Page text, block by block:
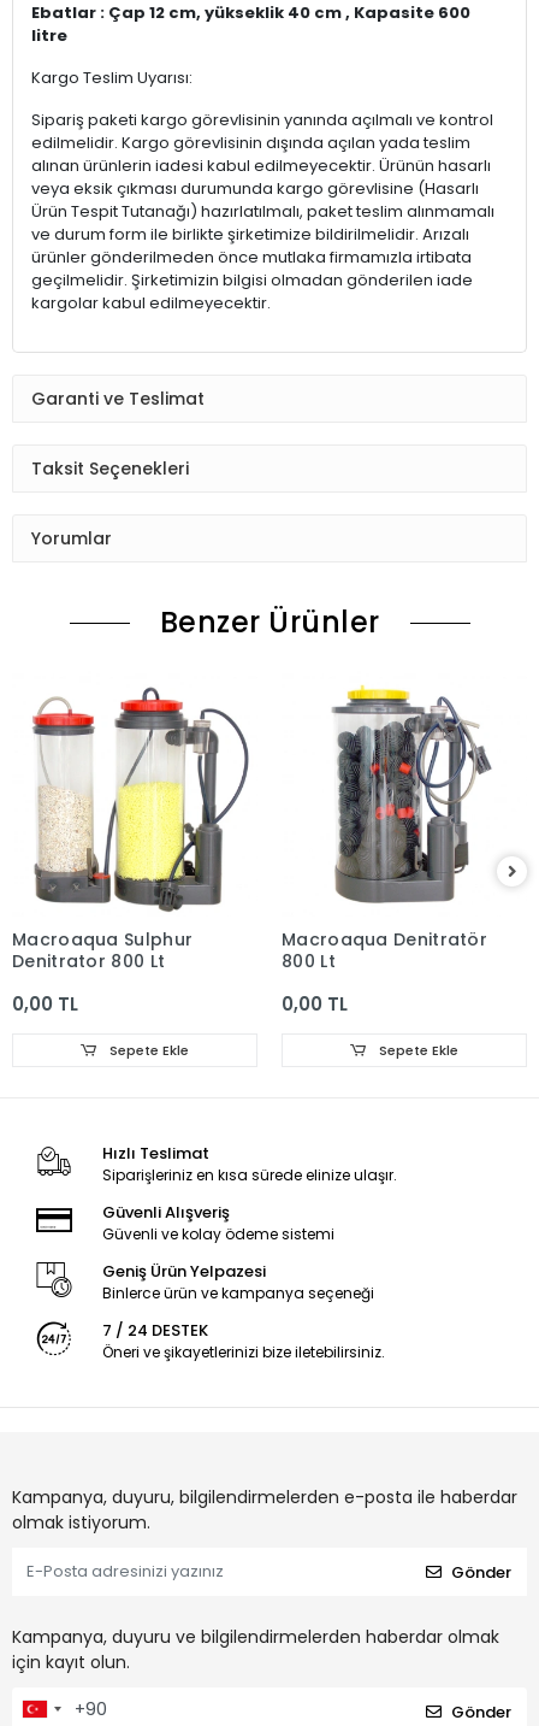
Ebatlar : Çap 12 cm, yükseklik 40 cm , Kapasite 600
litre
Kargo Teslim Uyarısı:
Sipariş paketi kargo görevlisinin yanında açılmalı ve kontrol
edilmelidir. Kargo görevlisinin dışında açılan yada teslim
alınan ürünlerin iadesi kabul edilmeyecektir. Ürünün hasarlı
veya eksik çıkması durumunda kargo görevlisine (Hasarlı
Ürün Tespit Tutanağı) hazırlatılmalı, paket teslim alınmamalı
ve durum form ile birlikte şirketimize bildirilmelidir. Arızalı
ürünler gönderilmeden önce mutlaka firmamızla irtibata
geçilmelidir. Şirketimizin bilgisi olmadan gönderilen iade
kargolar kabul edilmeyecektir.
Garanti ve Teslimat
Taksit Seçenekleri
Yorumlar
Benzer Ürünler
Macroaqua Sulphur
Denitrator 800 Lt
0,00 TL
Sepete Ekle
Macroaqua Denitratör
800 Lt
0,00 TL
Sepete Ekle
Hızlı Teslimat
Siparişleriniz en kısa sürede elinize ulaşır.
Güvenli Alışveriş
Güvenli ve kolay ödeme sistemi
Geniş Ürün Yelpazesi
Binlerce ürün ve kampanya seçeneği
7 / 24 DESTEK
Öneri ve şikayetlerinizi bize iletebilirsiniz.
Kampanya, duyuru, bilgilendirmelerden e-posta ile haberdar
olmak istiyorum.
Gönder
Kampanya, duyuru ve bilgilendirmelerden haberdar olmak
için kayıt olun.
Gönder